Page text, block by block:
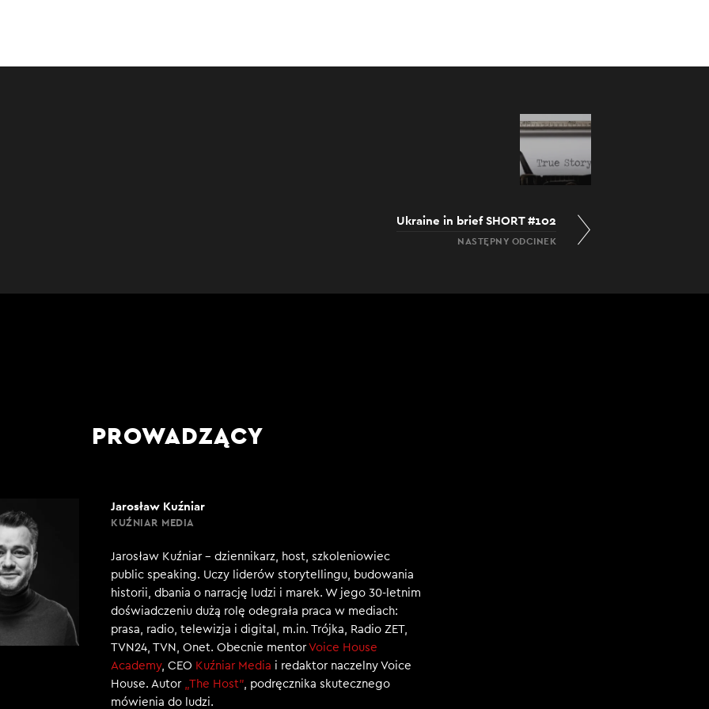
Ukraine in brief SHORT #102
NASTĘPNY ODCINEK
PROWADZĄCY
Jarosław Kuźniar
KUŹNIAR MEDIA
Jarosław Kuźniar – dziennikarz, host, szkoleniowiec
public speaking. Uczy liderów storytellingu, budowania
historii, dbania o narrację ludzi i marek. W jego 30-letnim
doświadczeniu dużą rolę odegrała praca w mediach:
prasa, radio, telewizja i digital, m.in. Trójka, Radio ZET,
TVN24, TVN, Onet. Obecnie mentorVoice House
Academy, CEO Kuźniar Media i redaktor naczelny Voice
House. Autor „The Host”, podręcznika skutecznego
mówienia do ludzi.